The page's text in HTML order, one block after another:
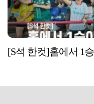
[S석 한컷]홈에서 1